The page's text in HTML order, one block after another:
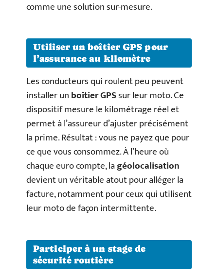
comme une solution sur-mesure.
Utiliser un boîtier GPS pour
l’assurance au kilomètre
Les conducteurs qui roulent peu peuvent
installer unboîtier GPSsur leur moto. Ce
dispositif mesure le kilométrage réel et
permet à l’assureur d’ajuster précisément
la prime. Résultat : vous ne payez que pour
ce que vous consommez. À l’heure où
chaque euro compte, lagéolocalisation
devient un véritable atout pour alléger la
facture, notamment pour ceux qui utilisent
leur moto de façon intermittente.
Participer à un stage de
sécurité routière